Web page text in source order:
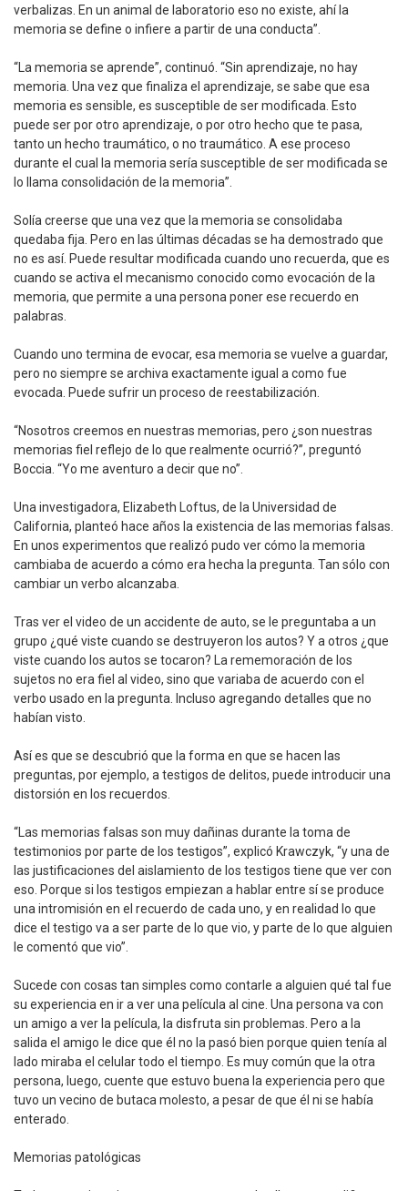
verbalizas. En un animal de laboratorio eso no existe, ahí la
memoria se define o infiere a partir de una conducta”.
“La memoria se aprende”, continuó. “Sin aprendizaje, no hay
memoria. Una vez que finaliza el aprendizaje, se sabe que esa
memoria es sensible, es susceptible de ser modificada. Esto
puede ser por otro aprendizaje, o por otro hecho que te pasa,
tanto un hecho traumático, o no traumático. A ese proceso
durante el cual la memoria sería susceptible de ser modificada se
lo llama consolidación de la memoria”.
Solía creerse que una vez que la memoria se consolidaba
quedaba fija. Pero en las últimas décadas se ha demostrado que
no es así. Puede resultar modificada cuando uno recuerda, que es
cuando se activa el mecanismo conocido como evocación de la
memoria, que permite a una persona poner ese recuerdo en
palabras.
Cuando uno termina de evocar, esa memoria se vuelve a guardar,
pero no siempre se archiva exactamente igual a como fue
evocada. Puede sufrir un proceso de reestabilización.
“Nosotros creemos en nuestras memorias, pero ¿son nuestras
memorias fiel reflejo de lo que realmente ocurrió?”, preguntó
Boccia. “Yo me aventuro a decir que no”.
Una investigadora, Elizabeth Loftus, de la Universidad de
California, planteó hace años la existencia de las memorias falsas.
En unos experimentos que realizó pudo ver cómo la memoria
cambiaba de acuerdo a cómo era hecha la pregunta. Tan sólo con
cambiar un verbo alcanzaba.
Tras ver el video de un accidente de auto, se le preguntaba a un
grupo ¿qué viste cuando se destruyeron los autos? Y a otros ¿que
viste cuando los autos se tocaron? La rememoración de los
sujetos no era fiel al video, sino que variaba de acuerdo con el
verbo usado en la pregunta. Incluso agregando detalles que no
habían visto.
Así es que se descubrió que la forma en que se hacen las
preguntas, por ejemplo, a testigos de delitos, puede introducir una
distorsión en los recuerdos.
“Las memorias falsas son muy dañinas durante la toma de
testimonios por parte de los testigos”, explicó Krawczyk, “y una de
las justificaciones del aislamiento de los testigos tiene que ver con
eso. Porque si los testigos empiezan a hablar entre sí se produce
una intromisión en el recuerdo de cada uno, y en realidad lo que
dice el testigo va a ser parte de lo que vio, y parte de lo que alguien
le comentó que vio”.
Sucede con cosas tan simples como contarle a alguien qué tal fue
su experiencia en ir a ver una película al cine. Una persona va con
un amigo a ver la película, la disfruta sin problemas. Pero a la
salida el amigo le dice que él no la pasó bien porque quien tenía al
lado miraba el celular todo el tiempo. Es muy común que la otra
persona, luego, cuente que estuvo buena la experiencia pero que
tuvo un vecino de butaca molesto, a pesar de que él ni se había
enterado.
Memorias patológicas